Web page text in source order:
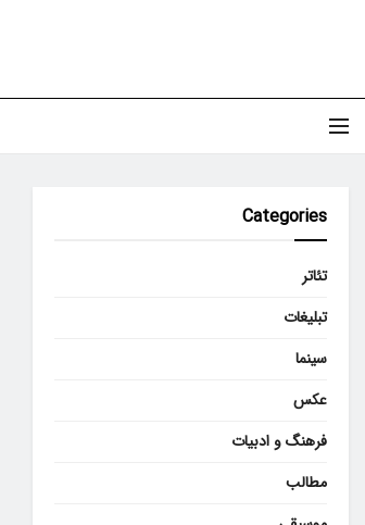
Categories
تئاتر
تبلیغات
سینما
عکس
فرهنگ و ادبیات
مطالب